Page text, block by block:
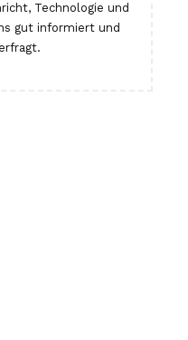
Technologie und
gut informiert und